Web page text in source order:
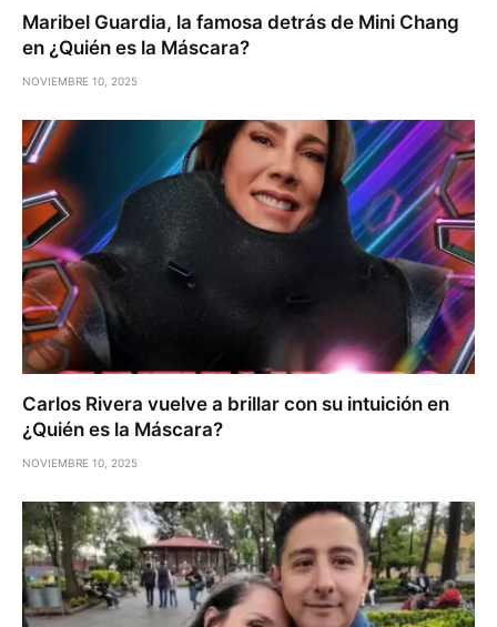
Maribel Guardia, la famosa detrás de Mini Chang
en ¿Quién es la Máscara?
NOVIEMBRE 10, 2025
Carlos Rivera vuelve a brillar con su intuición en
¿Quién es la Máscara?
NOVIEMBRE 10, 2025